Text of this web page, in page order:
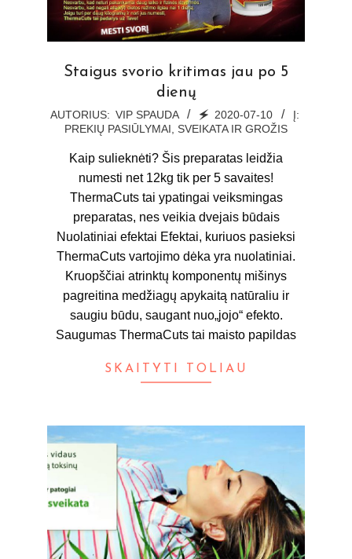
Staigus svorio kritimas jau po 5
dienų
2020-
AUTORIUS: VIP SPAUDA 🗲 2020-07-10
Į:
PREKIŲ PASIŪLYMAI, SVEIKATA IR GROŽIS
Kaip sulieknėti? Šis preparatas leidžia
numesti net 12kg tik per 5 savaites!
ThermaCuts tai ypatingai veiksmingas
preparatas, nes veikia dvejais būdais
Nuolatiniai efektai Efektai, kuriuos pasieksi
ThermaCuts vartojimo dėka yra nuolatiniai.
Kruopščiai atrinktų komponentų mišinys
pagreitina medžiagų apykaitą natūraliu ir
saugiu būdu, saugant nuo„jojo“ efekto.
Saugumas ThermaCuts tai maisto papildas
SKAITYTI TOLIAU